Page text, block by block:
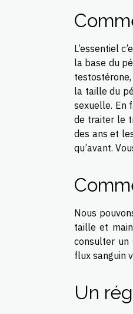
L’essentiel
la base du
la taille du
sexuelle. En
de traiter le
des ans et
qu’avant.
Nous
taille et
consulter un
flux sanguin
Un